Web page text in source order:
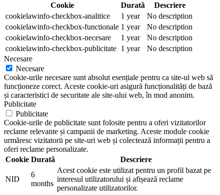
Cookie
Durată
Descriere
cookielawinfo-checkbox-analitice
1 year
No description
cookielawinfo-checkbox-functionale 1 year
No description
cookielawinfo-checkbox-necesare
1 year
No description
cookielawinfo-checkbox-publicitate 1 year
No description
Necesare
Necesare
Cookie-urile necesare sunt absolut esențiale pentru ca site-ul web să
funcționeze corect. Aceste cookie-uri asigură funcționalități de bază
și caracteristici de securitate ale site-ului web, în mod anonim.
Publicitate
Publicitate
Cookie-urile de publicitate sunt folosite pentru a oferi vizitatorilor
reclame relevante și campanii de marketing. Aceste module cookie
urmăresc vizitatorii pe site-uri web și colectează informații pentru a
oferi reclame personalizate.
Cookie Durată Descriere
NID
6
months
Acest cookie este utilizat pentru un profil bazat pe
interesul utilizatorului și afișează reclame
personalizate utilizatorilor.